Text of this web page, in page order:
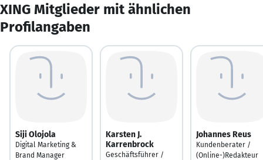
XING Mitglieder mit ähnlichen
Profilangaben
Siji Olojola
Digital Marketing &
Brand Manager
Karsten J.
Karrenbrock
Geschäftsführer /
Johannes Reus
Kundenberater /
(Online-)Redakteur